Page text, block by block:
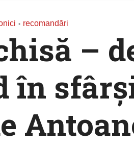
• recomandări
–
în